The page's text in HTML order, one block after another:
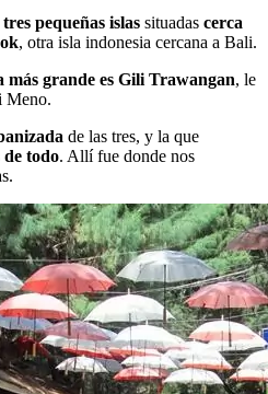
pequeñas islas situadas cerca
, otra isla indonesia cercana a Bali.
más grande es Gili Trawangan, le
Meno.
de las tres, y la que
de todo. Allí fue donde nos